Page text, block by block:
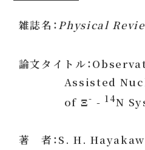
雑誌名：Physical
論文タイトル：
Assisted
of Ξ- - 14N
著 者：S. H.